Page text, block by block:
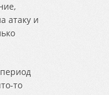
атаку и
то